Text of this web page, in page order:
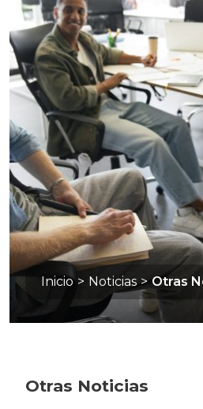
Inicio > Noticias > Otras
Otras Noticias